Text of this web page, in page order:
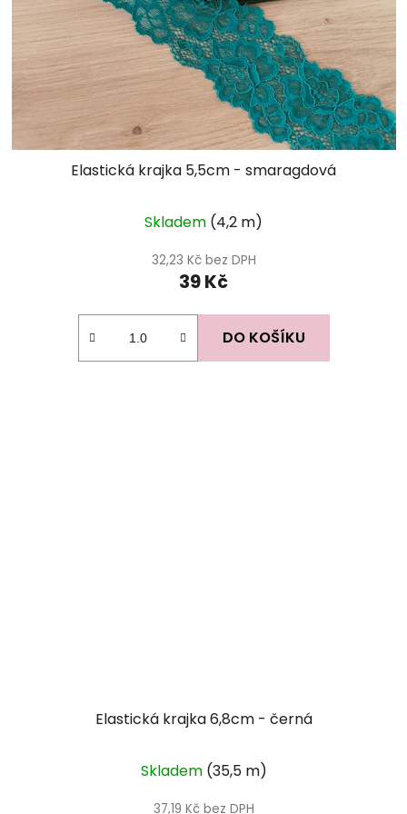
Elastická krajka 5,5cm - smaragdová
Skladem (4,2 m)
32,23 Kč bez DPH
39 Kč
DO KOŠÍKU
Elastická krajka 6,8cm - černá
Skladem (35,5 m)
37,19 Kč bez DPH